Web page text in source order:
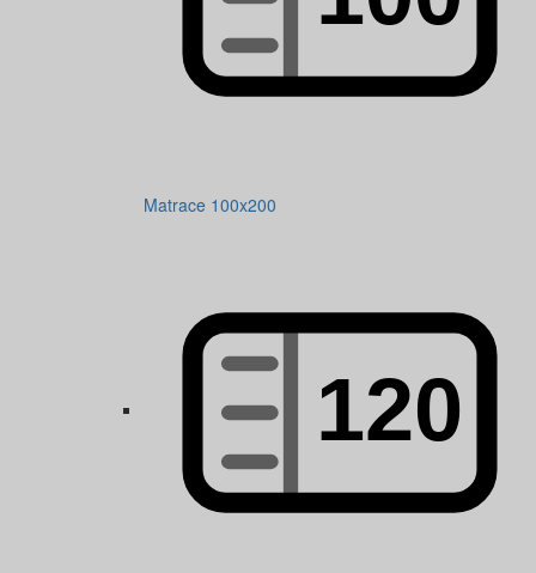
Matrace 100x200